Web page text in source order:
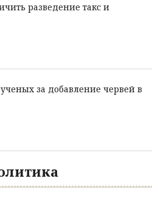
разведение такс и
за добавление червей в